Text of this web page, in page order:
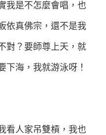
我是不怎麼會唱，也
依真佛宗，還不是我
對？要師尊上天，就
下海，我就游泳呀！
看人家吊雙槓，我也